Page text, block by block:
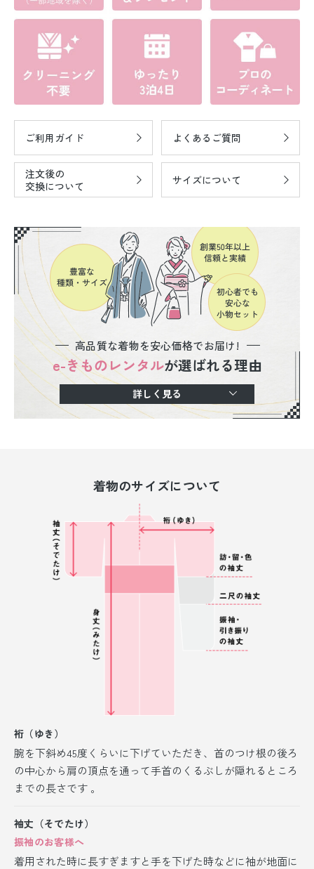
ご利用ガイド よくあるご質問
注文後の
交換について
サイズについて
高品質な着物を安心価格でお届け!
e-きものレンタルが選ばれる理由
詳しく見る
着物のサイズについて
裄（ゆき）
腕を下斜め45度くらいに下げていただき、首のつけ根の後ろ
の中心から肩の頂点を通って手首のくるぶしが隠れるところ
までの長さです 。
袖丈（そでたけ）
振袖のお客様へ
着用された時に長すぎますと手を下げた時などに袖が地面に